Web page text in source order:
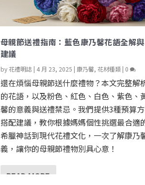
母親節送禮指南：藍色康乃馨花語全解
建議
by花禮明誌| 4 月 23, 2025 | 康乃馨, 花材種類| 0
還在煩惱母親節送什麼禮物？本文完整解
的花語，以及粉色、紅色、白色、紫色、
馨的意義與送禮禁忌。我們提供3種預算
搭配建議，教你根據媽媽個性挑選最合適
希臘神話到現代花禮文化，一次了解康乃
義，讓你的母親節禮物別具心意！
READ MORE